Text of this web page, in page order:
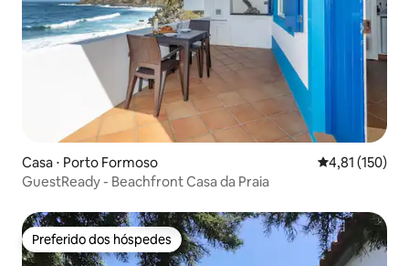
Casa ⋅ Porto Formoso 4,81 de uma
4,81 (150)
GuestReady - Beachfront Casa da Praia
Preferido dos hóspedes
Preferido dos hóspedes